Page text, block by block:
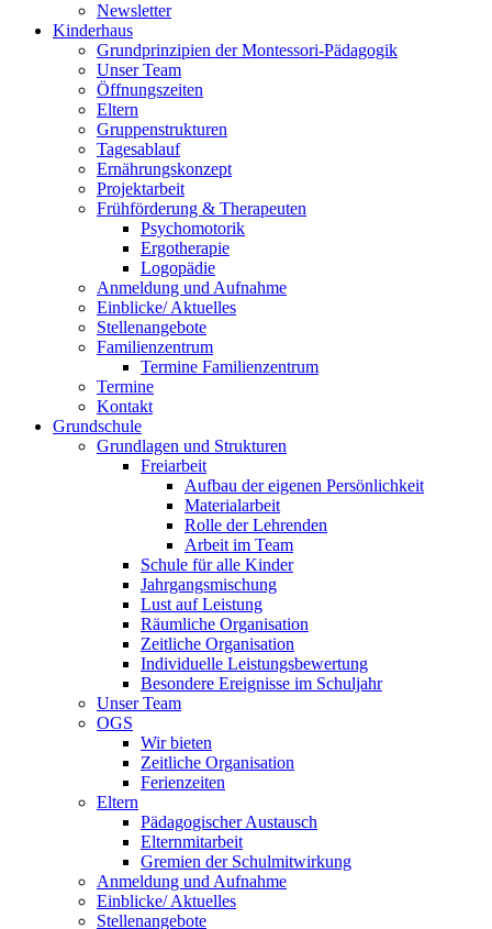
Newsletter
Kinderhaus
Grundprinzipien der Montessori-Pädagogik
Unser Team
Öffnungszeiten
Eltern
Gruppenstrukturen
Tagesablauf
Ernährungskonzept
Projektarbeit
Frühförderung & Therapeuten
Psychomotorik
Ergotherapie
Logopädie
Anmeldung und Aufnahme
Einblicke/ Aktuelles
Stellenangebote
Familienzentrum
Termine Familienzentrum
Termine
Kontakt
Grundschule
Grundlagen und Strukturen
Freiarbeit
Aufbau der eigenen Persönlichkeit
Materialarbeit
Rolle der Lehrenden
Arbeit im Team
Schule für alle Kinder
Jahrgangsmischung
Lust auf Leistung
Räumliche Organisation
Zeitliche Organisation
Individuelle Leistungsbewertung
Besondere Ereignisse im Schuljahr
Unser Team
OGS
Wir bieten
Zeitliche Organisation
Ferienzeiten
Eltern
Pädagogischer Austausch
Elternmitarbeit
Gremien der Schulmitwirkung
Anmeldung und Aufnahme
Einblicke/ Aktuelles
Stellenangebote